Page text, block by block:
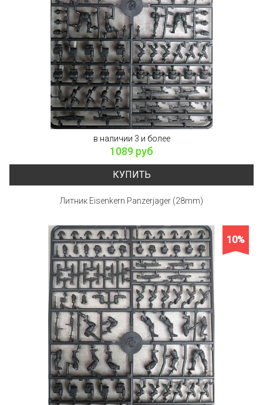
в наличии 3 и более
1089 руб
КУПИТЬ
Литник Eisenkern Panzerjager (28mm)
10%